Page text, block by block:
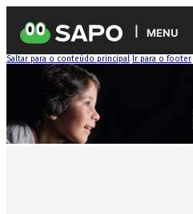
MENU
Saltar para o conteúdo principal Ir para o footer